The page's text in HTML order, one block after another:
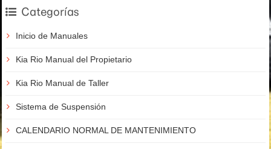
Categorías
Inicio de Manuales
Kia Rio Manual del Propietario
Kia Rio Manual de Taller
Sistema de Suspensión
CALENDARIO NORMAL DE MANTENIMIENTO